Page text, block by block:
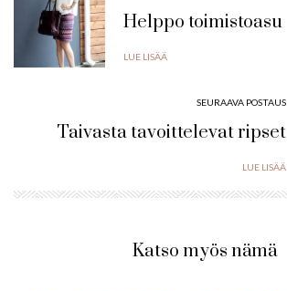
Helppo toimistoasu
LUE LISÄÄ
SEURAAVA POSTAUS
Taivasta tavoittelevat ripset
LUE LISÄÄ
Katso myös nämä